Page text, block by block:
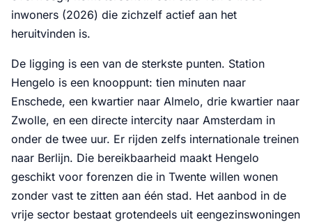
inwoners (2026) die zichzelf actief aan het
heruitvinden is.
De ligging is een van de sterkste punten. Station
Hengelo is een knooppunt: tien minuten naar
Enschede, een kwartier naar Almelo, drie kwartier naar
Zwolle, en een directe intercity naar Amsterdam in
onder de twee uur. Er rijden zelfs internationale treinen
naar Berlijn. Die bereikbaarheid maakt Hengelo
geschikt voor forenzen die in Twente willen wonen
zonder vast te zitten aan één stad. Het aanbod in de
vrije sector bestaat grotendeels uit eengezinswoningen